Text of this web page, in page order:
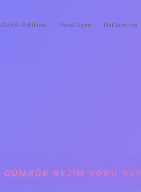
Gizlilik Politikası Yasal Uyarı Hakkımızda
GÜMRÜK REJIM KODU